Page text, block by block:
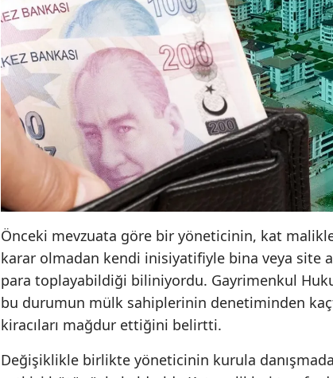
Önceki mevzuata göre bir yöneticinin, kat
karar olmadan kendi inisiyatifiyle bina veya site
para toplayabildiği biliniyordu. Gayrimenkul
bu durumun mülk sahiplerinin denetiminden
kiracıları mağdur ettiğini belirtti.
Değişiklikle birlikte yöneticinin kurula